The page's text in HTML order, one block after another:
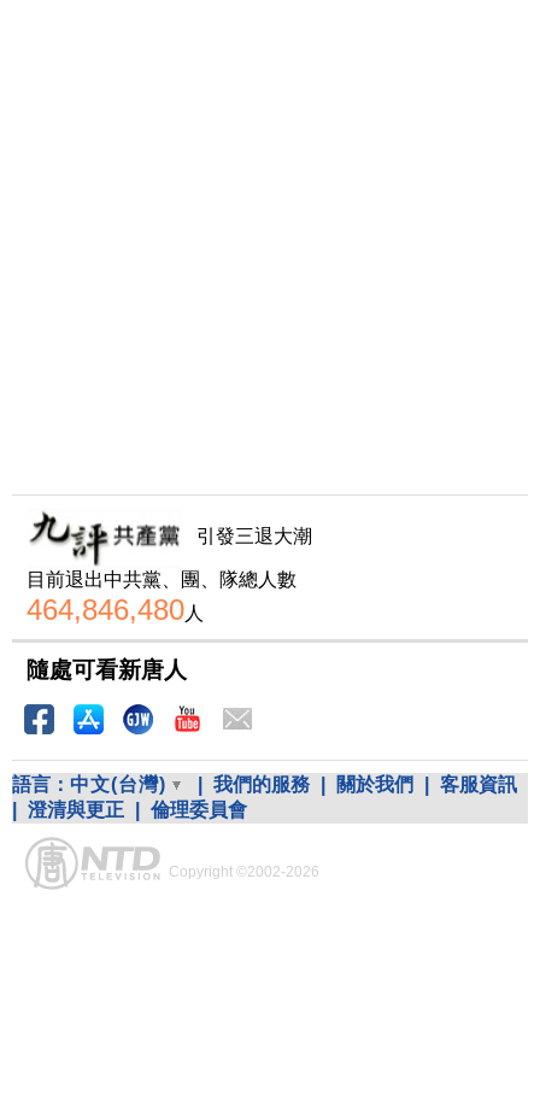
引發三退大潮
目前退出中共黨、團、隊總人數
464,846,480人
隨處可看新唐人
語言： 中文(台灣) 我們的服務 關於我們
客服資訊
澄清與更正 倫理委員會
Copyright ©2002-2026